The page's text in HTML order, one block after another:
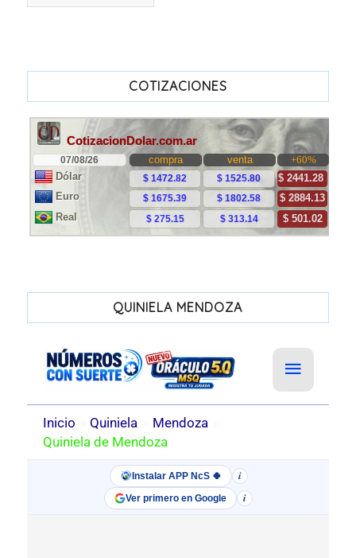
COTIZACIONES
QUINIELA MENDOZA